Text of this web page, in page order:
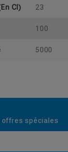
Cl) 23
100
5000
offres spéciales